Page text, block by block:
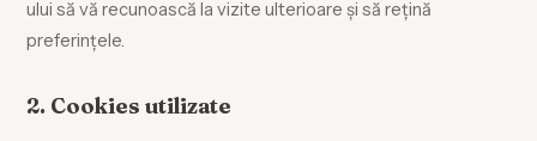
ului să vă recunoască la vizite ulterioare și să rețină
preferințele.
2. Cookies utilizate